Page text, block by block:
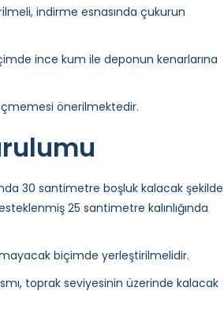
indirme esnasında çukurun
ince kum ile deponun kenarlarına
önerilmektedir.
30 santimetre boşluk kalacak şekilde
25 santimetre kalınlığında
biçimde yerleştirilmelidir.
toprak seviyesinin üzerinde kalacak